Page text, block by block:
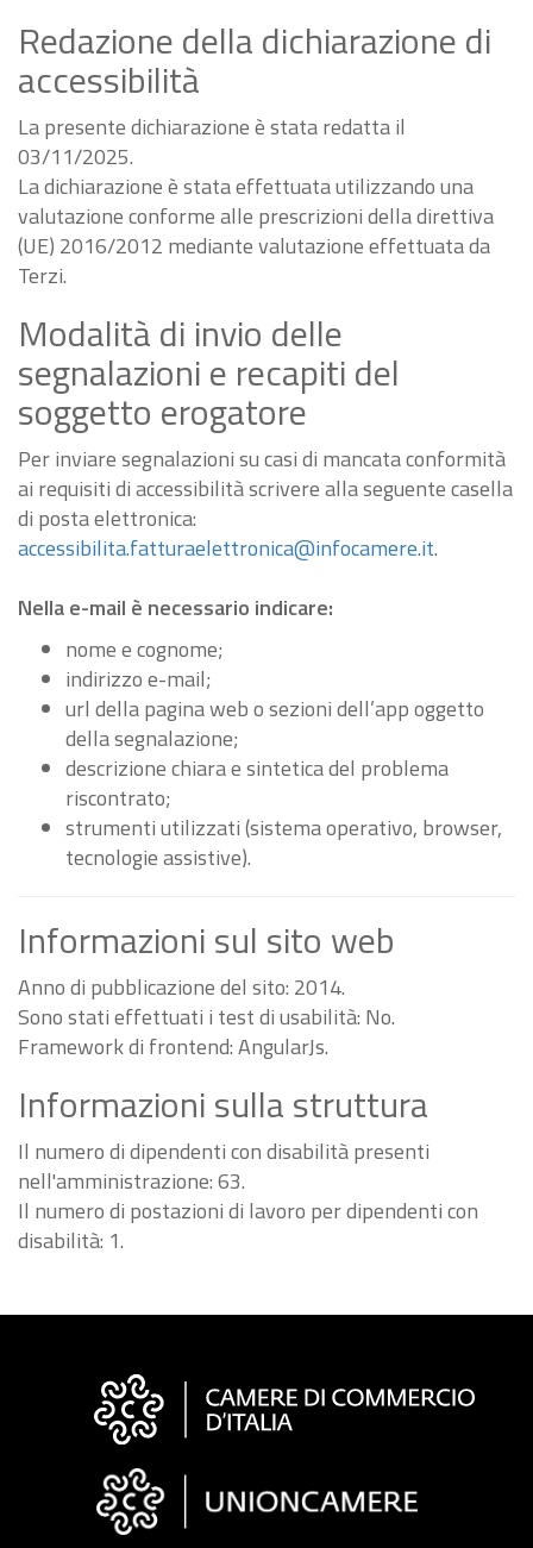
Redazione della dichiarazione di
accessibilità
La presente dichiarazione è stata redatta il
03/11/2025.
La dichiarazione è stata effettuata utilizzando una
valutazione conforme alle prescrizioni della direttiva
(UE) 2016/2012 mediante valutazione effettuata da
Terzi.
Modalità di invio delle
segnalazioni e recapiti del
soggetto erogatore
Per inviare segnalazioni su casi di mancata conformità
ai requisiti di accessibilità scrivere alla seguente casella
di posta elettronica:
accessibilita.fatturaelettronica@infocamere.it.
Nella e-mail è necessario indicare:
nome e cognome;
indirizzo e-mail;
url della pagina web o sezioni dell’app oggetto
della segnalazione;
descrizione chiara e sintetica del problema
riscontrato;
strumenti utilizzati (sistema operativo, browser,
tecnologie assistive).
Informazioni sul sito web
Anno di pubblicazione del sito: 2014.
Sono stati effettuati i test di usabilità: No.
Framework di frontend: AngularJs.
Informazioni sulla struttura
Il numero di dipendenti con disabilità presenti
nell'amministrazione: 63.
Il numero di postazioni di lavoro per dipendenti con
disabilità: 1.
Informazioni
"Fattura